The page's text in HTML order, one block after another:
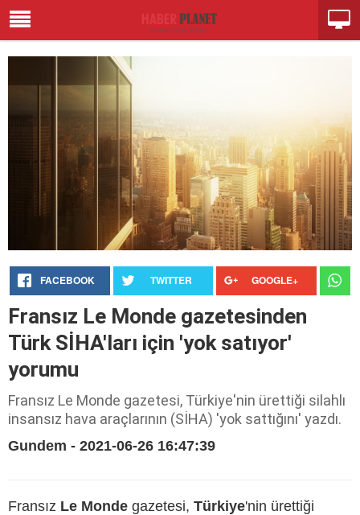
FACEBOOK TWITTER GOOGLE+
Fransız Le Monde gazetesinden
Türk SİHA'ları için 'yok satıyor'
yorumu
Fransız Le Monde gazetesi, Türkiye'nin ürettiği silahlı
insansız hava araçlarının (SİHA) 'yok sattığını' yazdı.
Gundem - 2021-06-26 16:47:39
Fransız Le Monde gazetesi, Türkiye'nin ürettiği